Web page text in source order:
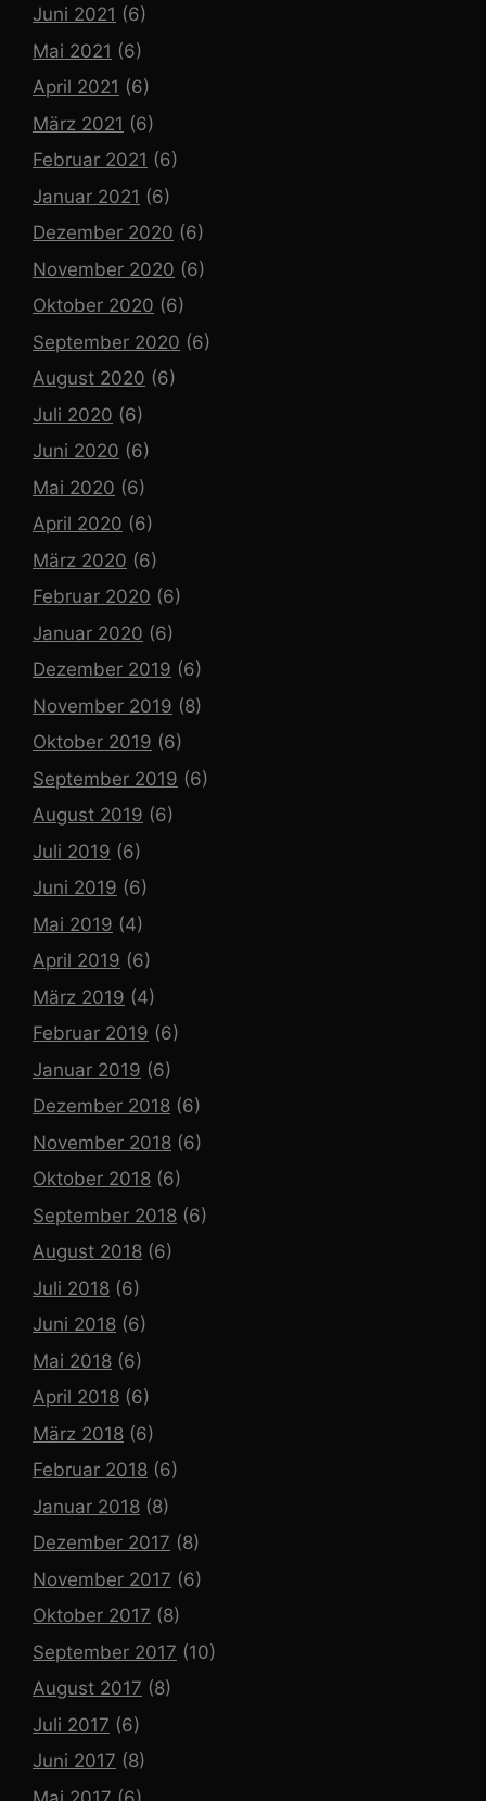
Juni 2021 (6)
Mai 2021 (6)
April 2021 (6)
März 2021 (6)
Februar 2021 (6)
Januar 2021 (6)
Dezember 2020 (6)
November 2020 (6)
Oktober 2020 (6)
September 2020 (6)
August 2020 (6)
Juli 2020 (6)
Juni 2020 (6)
Mai 2020 (6)
April 2020 (6)
März 2020 (6)
Februar 2020 (6)
Januar 2020 (6)
Dezember 2019 (6)
November 2019 (8)
Oktober 2019 (6)
September 2019 (6)
August 2019 (6)
Juli 2019 (6)
Juni 2019 (6)
Mai 2019 (4)
April 2019 (6)
März 2019 (4)
Februar 2019 (6)
Januar 2019 (6)
Dezember 2018 (6)
November 2018 (6)
Oktober 2018 (6)
September 2018 (6)
August 2018 (6)
Juli 2018 (6)
Juni 2018 (6)
Mai 2018 (6)
April 2018 (6)
März 2018 (6)
Februar 2018 (6)
Januar 2018 (8)
Dezember 2017 (8)
November 2017 (6)
Oktober 2017 (8)
September 2017 (10)
August 2017 (8)
Juli 2017 (6)
Juni 2017 (8)